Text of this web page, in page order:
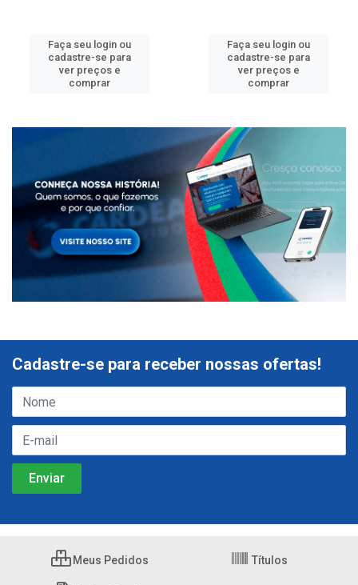
Faça seu login ou
cadastre-se para
ver preços e
comprar
Faça seu login ou
cadastre-se para
ver preços e
comprar
Cadastre-se para receber nossas ofertas!
Meus Pedidos Títulos